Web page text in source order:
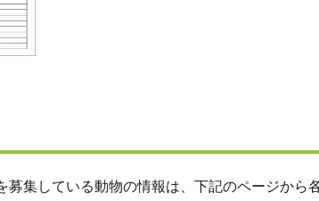
集している動物の情報は、下記のページから